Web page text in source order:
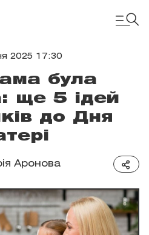
2025 17:30
була
ще 5 ідей
до Дня
Аронова